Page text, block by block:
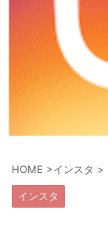
HOME >インスタ >
インスタ